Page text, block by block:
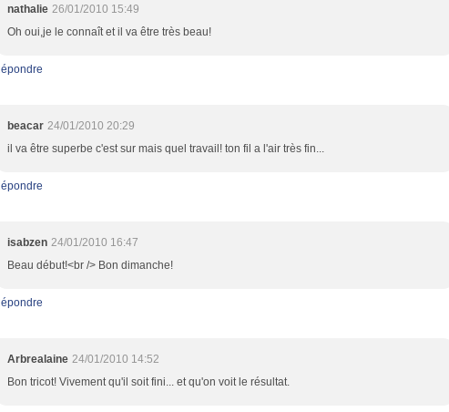
nathalie 26/01/2010 15:49
Oh oui,je le connaît et il va être très beau!
beacar 24/01/2010 20:29
il va être superbe c'est sur mais quel travail! ton fil a l'air très fin...
isabzen 24/01/2010 16:47
Beau début!<br /> Bon dimanche!
Arbrealaine 24/01/2010 14:52
Bon tricot! Vivement qu'il soit fini... et qu'on voit le résultat.